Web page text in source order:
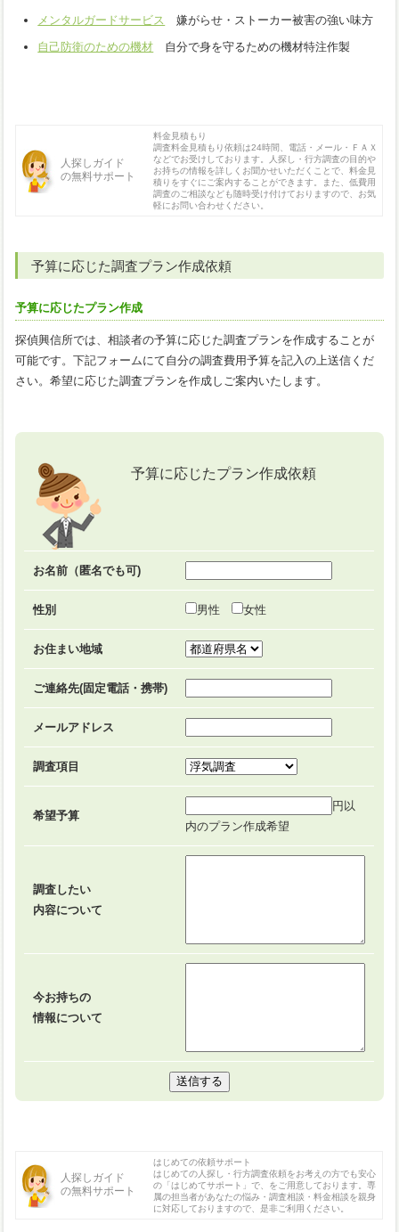
メンタルガードサービス 嫌がらせ・ストーカー被害の強い味方
自己防衛のための機材 自分で身を守るための機材特注作製
人探しガイド
の無料サポート
料金見積もり
調査料金見積もり依頼は24時間、電話・メール・ＦＡＸ
などでお受けしております。人探し・行方調査の目的や
お持ちの情報を詳しくお聞かせいただくことで、料金見
積りをすぐにご案内することができます。また、低費用
調査のご相談なども随時受け付けておりますので、お気
軽にお問い合わせください。
予算に応じた調査プラン作成依頼
予算に応じたプラン作成
探偵興信所では、相談者の予算に応じた調査プランを作成することが
可能です。下記フォームにて自分の調査費用予算を記入の上送信くだ
さい。希望に応じた調査プランを作成しご案内いたします。
予算に応じたプラン作成依頼
お名前（匿名でも可)
性別 男性 女性
お住まい地域
ご連絡先(固定電話・携帯)
メールアドレス
調査項目
希望予算
円以
内のプラン作成希望
調査したい
内容について
今お持ちの
情報について
人探しガイド
の無料サポート
はじめての依頼サポート
はじめての人探し・行方調査依頼をお考えの方でも安心
の「はじめてサポート」で、をご用意しております。専
属の担当者があなたの悩み・調査相談・料金相談を親身
に対応しておりますので、是非ご利用ください。